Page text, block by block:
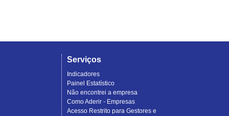
Serviços
Indicadores
Painel Estatístico
Não encontrei a empresa
Como Aderir - Empresas
Acesso Restrito para Gestores e